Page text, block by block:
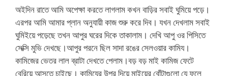
অইদিন রাতে আমি অপেক্ষা করতে লাগলাম কখন বাড়ির সবাই ঘুমিয়ে পড়ে।
এরপর আমি আমার প্লান অনুযায়ী কাজ শুরু করে দিব। যখন দেখলাম সবাই
ঘুমিইয়ে পড়েছে তখন আপুর ঘরের দিকে তাকালাম। দেখি আপু ওর পিসিতে
সেক্সি মুভি দেখছে।আপুর পরনে ছিল সাদা রঙের সেলওয়ার কামিয।
কামিজের ভেতর লাল ব্রাটা দেখতে পেলাম।বড় বড় মাই কামিজ ফেটে
বেরিয়ে আসতে চাইছে। কামিযের উপর দিয়ে মাইয়ের বোঁটাগুলো যে ফুলে